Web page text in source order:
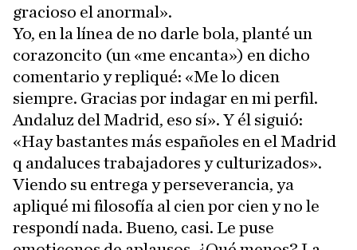
gracioso el anormal».
Yo, en la línea de no darle bola, planté un
corazoncito (un «me encanta») en dicho
comentario y repliqué: «Me lo dicen
siempre. Gracias por indagar en mi perfil.
Andaluz del Madrid, eso sí». Y él siguió:
«Hay bastantes más españoles en el Madrid
q andaluces trabajadores y culturizados».
Viendo su entrega y perseverancia, ya
apliqué mi filosofía al cien por cien y no le
respondí nada. Bueno, casi. Le puse